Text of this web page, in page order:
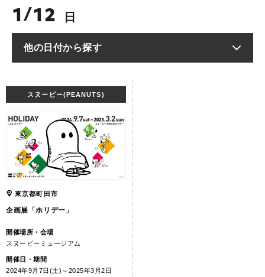
1/12 日
他の日付から探す
スヌーピー(PEANUTS)
東京都町田市
企画展「ホリデー」
開催場所・会場
スヌーピーミュージアム
開催日・期間
2024年9月7日(土)～2025年3月2日